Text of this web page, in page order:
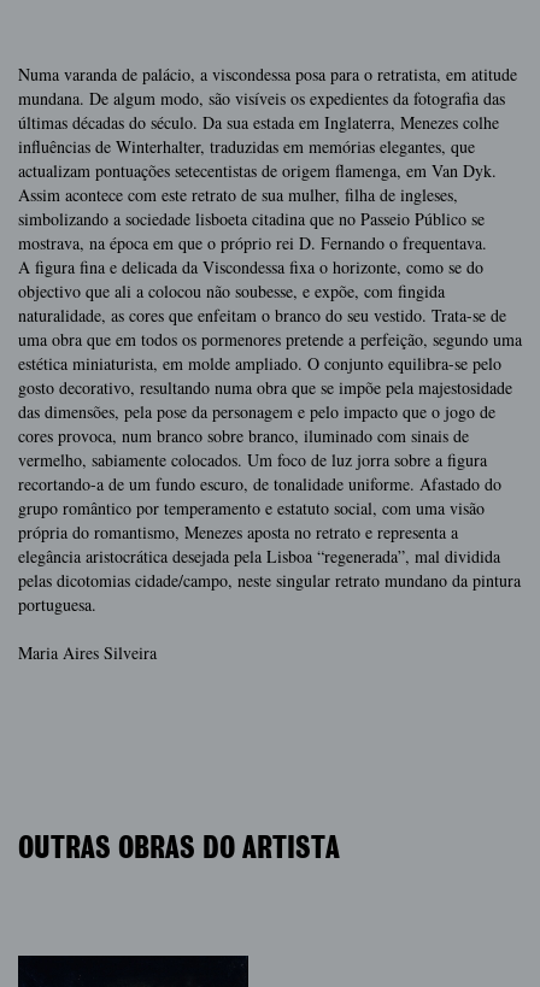
Numa varanda de palácio, a viscondessa posa para o retratista, em atitude
mundana. De algum modo, são visíveis os expedientes da fotografia das
últimas décadas do século. Da sua estada em Inglaterra, Menezes colhe
influências de Winterhalter, traduzidas em memórias elegantes, que
actualizam pontuações setecentistas de origem flamenga, em Van Dyk.
Assim acontece com este retrato de sua mulher, filha de ingleses,
simbolizando a sociedade lisboeta citadina que no Passeio Público se
mostrava, na época em que o próprio rei D. Fernando o frequentava.
A figura fina e delicada da Viscondessa fixa o horizonte, como se do
objectivo que ali a colocou não soubesse, e expõe, com fingida
naturalidade, as cores que enfeitam o branco do seu vestido. Trata-se de
uma obra que em todos os pormenores pretende a perfeição, segundo uma
estética miniaturista, em molde ampliado. O conjunto equilibra-se pelo
gosto decorativo, resultando numa obra que se impõe pela majestosidade
das dimensões, pela pose da personagem e pelo impacto que o jogo de
cores provoca, num branco sobre branco, iluminado com sinais de
vermelho, sabiamente colocados. Um foco de luz jorra sobre a figura
recortando-a de um fundo escuro, de tonalidade uniforme. Afastado do
grupo romântico por temperamento e estatuto social, com uma visão
própria do romantismo, Menezes aposta no retrato e representa a
elegância aristocrática desejada pela Lisboa “regenerada”, mal dividida
pelas dicotomias cidade/campo, neste singular retrato mundano da pintura
portuguesa.
Maria Aires Silveira
OUTRAS OBRAS DO ARTISTA